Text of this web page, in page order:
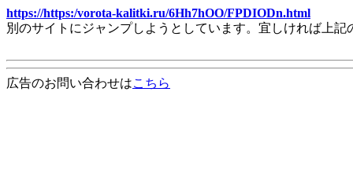
https://https:/vorota-kalitki.ru/6Hh7hOO/FPDIODn.html
別のサイトにジャンプしようとしています。宜しければ上
広告のお問い合わせはこちら